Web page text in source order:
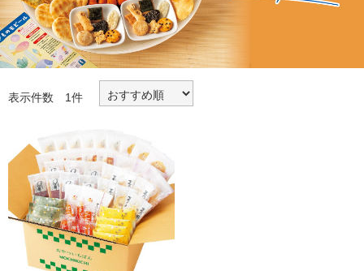
表示件数 1件